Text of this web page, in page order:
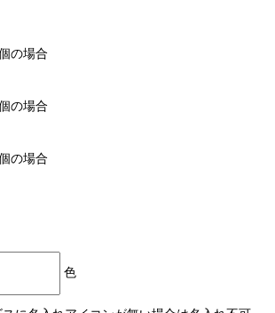
の場合
の場合
の場合
色